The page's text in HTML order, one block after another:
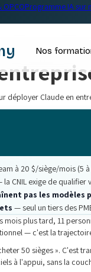
OPCOProgramme IA sur
Nos
déployer Claude en
à 20 $/siège/mois (5
la CNIL exige de
pas les modèles
— seul un tiers des
mois plus tard, 11
— c'est la
50 sièges ». C'est
à l'appui, sans la